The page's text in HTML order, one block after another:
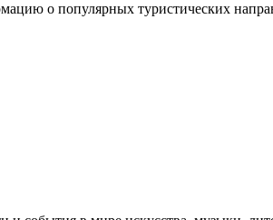
о популярных туристических